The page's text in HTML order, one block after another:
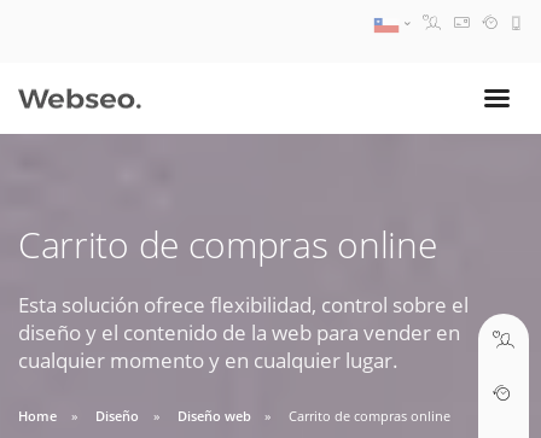
Carrito de compras online
Esta solución ofrece flexibilidad, control sobre el
diseño y el contenido de la web para vender en
cualquier momento y en cualquier lugar.
Home Diseño Diseño web Carrito de compras online
09:30 AM A 18:30 PM
soporte@webseo.cl
ABRIR TICKET